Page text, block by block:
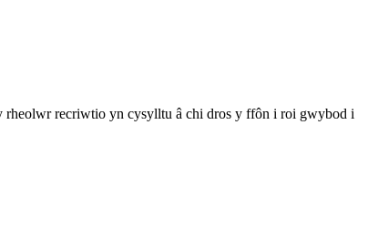
recriwtio yn cysylltu â chi dros y ffôn i roi gwybod i